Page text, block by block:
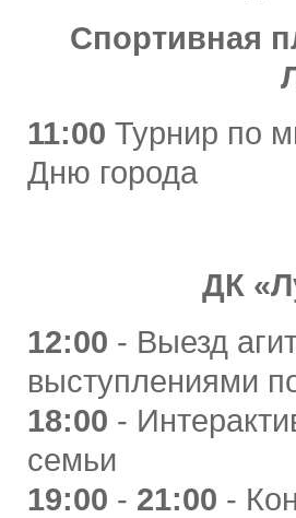
Спортивная
11:00 Турнир по
Дню города
ДК
12:00 - Выезд
выступлениями
18:00 -
семьи
19:00 - 21:00 -